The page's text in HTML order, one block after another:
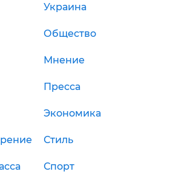
Украина
Общество
Мнение
Пресса
Экономика
Стиль
Спорт